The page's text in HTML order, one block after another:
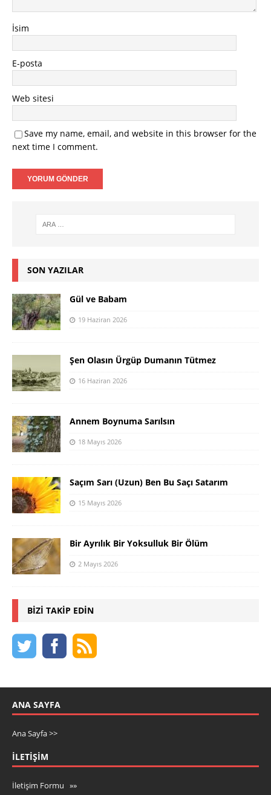
İsim
E-posta
Web sitesi
Save my name, email, and website in this browser for the
next time I comment.
SON YAZILAR
Gül ve Babam
19 Haziran 2026
Şen Olasın Ürgüp Dumanın Tütmez
16 Haziran 2026
Annem Boynuma Sarılsın
18 Mayıs 2026
Saçım Sarı (Uzun) Ben Bu Saçı Satarım
15 Mayıs 2026
Bir Ayrılık Bir Yoksulluk Bir Ölüm
2 Mayıs 2026
BIZI TAKIP EDIN
ANA SAYFA
Ana Sayfa >>
İLETIŞIM
İletişim Formu »»